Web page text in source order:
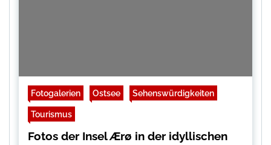
Fotogalerien Ostsee Sehenswürdigkeiten
Tourismus
Fotos der Insel Ærø in der idyllischen